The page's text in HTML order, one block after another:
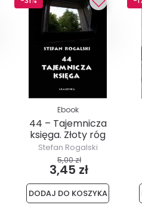
Ebook
44 – Tajemnicza
księga. Złoty róg
Stefan Rogalski
5,00 zł
3,45 zł
DODAJ DO KOSZYKA